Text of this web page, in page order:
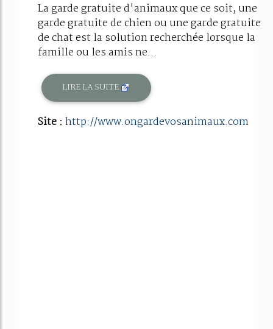
La garde gratuite d'animaux que ce soit, une
garde gratuite de chien ou une garde gratuite
de chat est la solution recherchée lorsque la
famille ou les amis ne...
LIRE LA SUITE
Site : http://www.ongardevosanimaux.com